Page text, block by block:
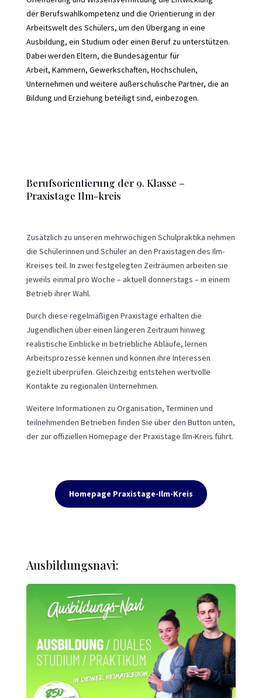
der Berufswahlkompetenz und die Orientierung in der
Arbeitswelt des Schülers, um den Übergang in eine
Ausbildung, ein Studium oder einen Beruf zu unterstützen.
Dabei werden Eltern, die Bundesagentur für
Arbeit, Kammern, Gewerkschaften, Hochschulen,
Unternehmen und weitere außerschulische Partner, die an
Bildung und Erziehung beteiligt sind, einbezogen.
Berufsorientierung der 9. Klasse –
Praxistage Ilm-kreis
Zusätzlich zu unseren mehrwöchigen Schulpraktika nehmen
die Schülerinnen und Schüler an den Praxistagen des Ilm-
Kreises teil. In zwei festgelegten Zeiträumen arbeiten sie
jeweils einmal pro Woche – aktuell donnerstags – in einem
Betrieb ihrer Wahl.
Durch diese regelmäßigen Praxistage erhalten die
Jugendlichen über einen längeren Zeitraum hinweg
realistische Einblicke in betriebliche Abläufe, lernen
Arbeitsprozesse kennen und können ihre Interessen
gezielt überprüfen. Gleichzeitig entstehen wertvolle
Kontakte zu regionalen Unternehmen.
Weitere Informationen zu Organisation, Terminen und
teilnehmenden Betrieben finden Sie über den Button unten,
der zur offiziellen Homepage der Praxistage Ilm-Kreis führt.
Homepage Praxistage-Ilm-Kreis
Ausbildungsnavi: